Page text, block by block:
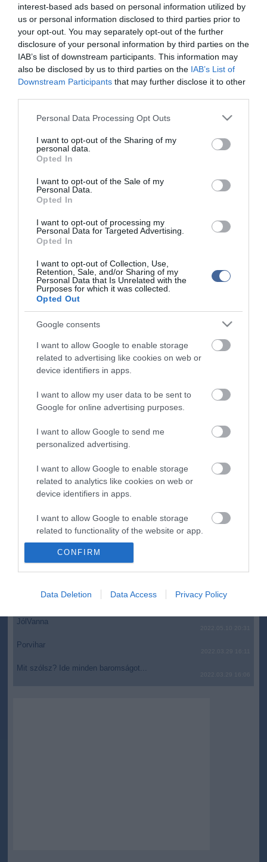
interest-based ads based on personal information utilized by
us or personal information disclosed to third parties prior to
your opt-out. You may separately opt-out of the further
disclosure of your personal information by third parties on the
IAB’s list of downstream participants. This information may
also be disclosed by us to third parties on the IAB’s List of
Downstream Participants that may further disclose it to other
Please note that this website/app uses one or more Google
not limited to your visit or usage behaviour. You may click to
grant or deny consent to Google and its third-party tags to
use your data for below specified purposes in below Google
consent section.
Personal Data Processing Opt Outs
I want to opt-out of the Sharing of my
personal data.
Opted In
I want to opt-out of the Sale of my
Personal Data.
Opted In
I want to opt-out of processing my
Personal Data for Targeted Advertising.
Opted In
I want to opt-out of Collection, Use,
Retention, Sale, and/or Sharing of my
Personal Data that Is Unrelated with the
Purposes for which it was collected.
Opted Out
Google consents
I want to allow Google to enable storage
related to advertising like cookies on web or
device identifiers in apps.
I want to allow my user data to be sent to
Google for online advertising purposes.
I want to allow Google to send me
personalized advertising.
I want to allow Google to enable storage
related to analytics like cookies on web or
device identifiers in apps.
I want to allow Google to enable storage
related to functionality of the website or app.
I want to allow Google to enable storage
I want to allow Google to enable storage
functionality and fraud prevention, and other
CONFIRM
Data Deletion Data Access Privacy Policy
Vasárnap általában gyengén felhős, napos idő várható, csak
kisebb felhős körzetek lehetnek. Főleg reggelig, illetve estétől lehet
számítani helyenként párásságra, ködre, rétegfelhőzetre, de
csapadék nem lesz. Néhol kissé megélénkül az északkeleti, keleti
szél. A minimum mínusz 4 és plusz 4, a maximum-hőmérséklet 7
és 12 fok között alakul - derül ki a HungaroMet Nonprofit Zrt.
előrejelzéséből, amelyet csütörtökön juttattak el az MTI-hez.
Figyelem! A cikkhez hozzáfűzött hozzászólások nem a
network nézeteit tükrözik. A szerkesztőség mindössze a hírek
publikációjával foglalkozik, a kommenteket nem tudja befolyásolni
Kérjük, kulturáltan, mások személyiségi jogainak és jó hírnevének
tiszteletben tartásával kommenteljenek!
ma.hu legfrissebb hírei:
Hulladékvadászat indul a Dunán: a rekordalacsony vízállás
miatt most láthatóvá váltak a mederben rejtőző roncsok
Vitézy Dávid: háromszor annyian utaznak a komlói
Vitézy Dávid: 2,3 milliárd forint került vissza az államhoz
egy útdíjrendszeres ügylet felülvizsgálata után
megállítsa a tüzet
Második világháborús MG-42 géppuskát emeltek ki a
A Miniszterelnökség felmondta a Lounge Eventtel kötött
Megérkezett az eső a Duna vízgyűjtőjére
top cikkek:
Nem is olyan egészséges a népszerű banán?
top fórum témák:
Tanár Úr gyere, mindjárt lesz Lillád!
AZ IGAZSÁG SOHA NEM KÉSŐ
JólVanna
Porvihar
Mit szólsz? Ide minden baromságot...